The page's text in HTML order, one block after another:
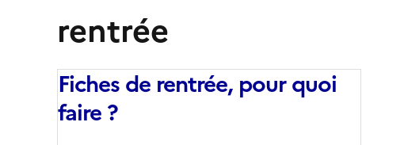
rentrée
Fiches de rentrée, pour quoi
faire ?